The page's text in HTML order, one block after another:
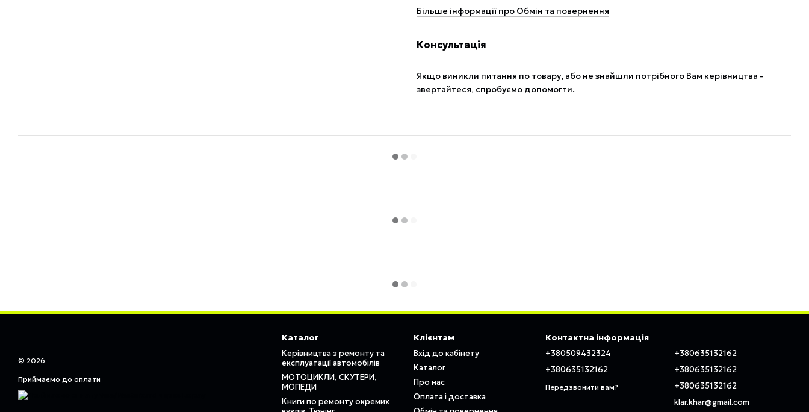
Більше інформації про Обмін та повернення
Консультація
Якщо виникли питання по товару, або не знайшли потрібного Вам керівництва -
звертайтеся, спробуємо допомогти.
© 2026
Приймаємо до оплати
Каталог
Керівництва з ремонту та
експлуатації автомобілів
МОТОЦИКЛИ, СКУТЕРИ,
МОПЕДИ
Книги по ремонту окремих
Клієнтам
Вхід до кабінету
Каталог
Про нас
Оплата і доставка
Контактна інформація
+380509432324
+380635132162
Передзвонити вам?
+380635132162
+380635132162
+380635132162
klar.khar@gmail.com